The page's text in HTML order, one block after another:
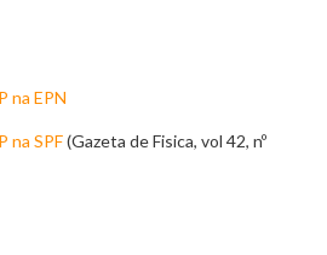
na EPN
na SPF(Gazeta de Fisica, vol 42, nº